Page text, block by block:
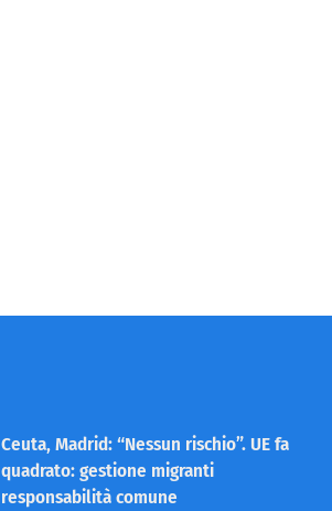
Ceuta, Madrid: “Nessun rischio”. UE fa
quadrato: gestione migranti
responsabilità comune